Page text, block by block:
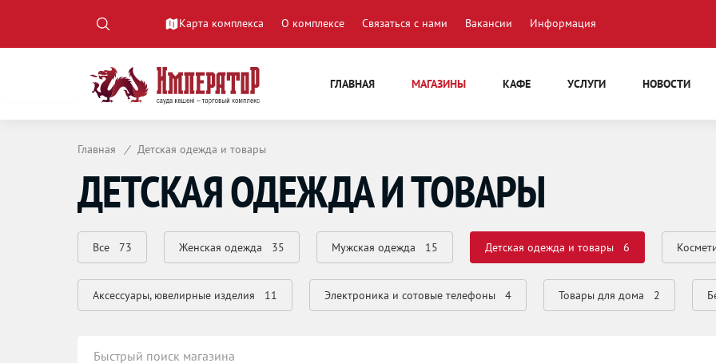
Карта комплекса О комплексе Связаться с нами Вакансии Информация
ГЛАВНАЯ МАГАЗИНЫ КАФЕ УСЛУГИ НОВОСТИ
Главная / Детская одежда и товары
ДЕТСКАЯ ОДЕЖДА И ТОВАРЫ
Все 73 Женская одежда 35 Мужская одежда 15 Детская одежда и товары 6
Аксессуары, ювелирные изделия 11 Электроника и сотовые телефоны 4 Товары для дома 2